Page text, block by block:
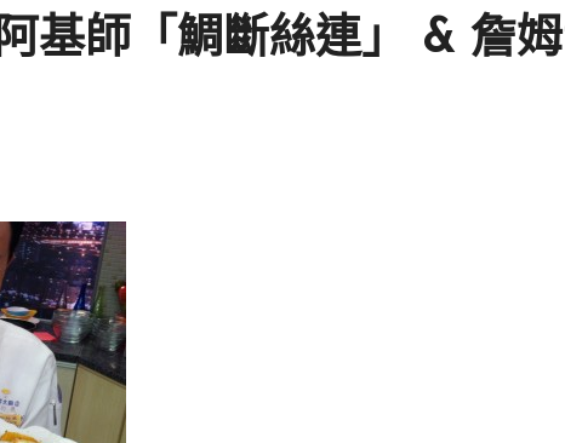
基師「鯛斷絲連」 & 詹